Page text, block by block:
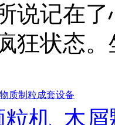
说记在
狂状态
质制粒成套设备
粒机 木屑